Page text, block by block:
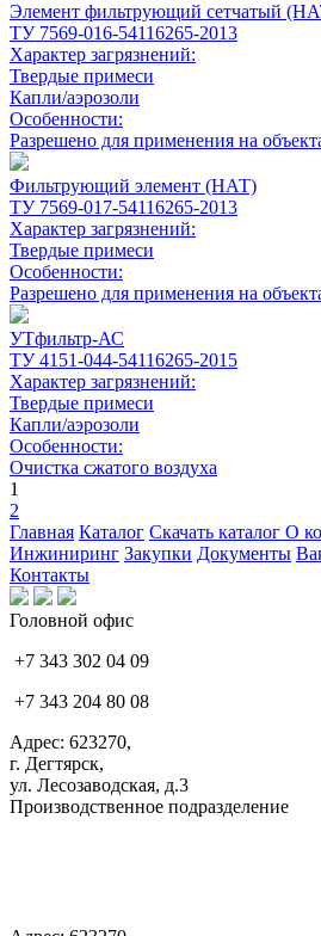
Элемент фильтрующий сетчатый
ТУ 7569-016-54116265-2013
Характер загрязнений:
Твердые примеси
Капли/аэрозоли
Особенности:
Разрешено для применения на
Фильтрующий элемент (НАТ)
ТУ 7569-017-54116265-2013
Характер загрязнений:
Твердые примеси
Особенности:
Разрешено для применения на
УТфильтр-АС
ТУ 4151-044-54116265-2015
Характер загрязнений:
Твердые примеси
Капли/аэрозоли
Особенности:
Очистка сжатого воздуха
1
2
Главная Каталог Скачать каталог О
Инжиниринг Закупки Документы
Контакты
Головной офис
+7 343 302 04 09
+7 343 204 80 08
Адрес: 623270,
г. Дегтярск,
ул. Лесозаводская, д.3
Производственное подразделение